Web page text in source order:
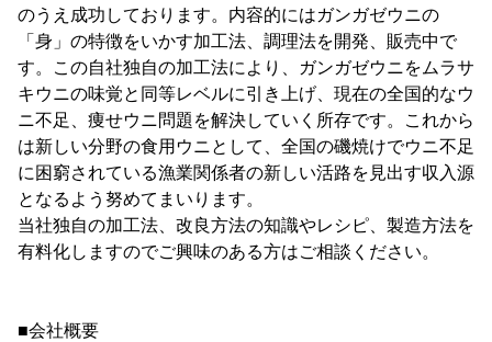
のうえ成功しております。内容的にはガンガゼウニの
「身」の特徴をいかす加工法、調理法を開発、販売中で
す。この自社独自の加工法により、ガンガゼウニをムラサ
キウニの味覚と同等レベルに引き上げ、現在の全国的なウ
ニ不足、痩せウニ問題を解決していく所存です。これから
は新しい分野の食用ウニとして、全国の磯焼けでウニ不足
に困窮されている漁業関係者の新しい活路を見出す収入源
となるよう努めてまいります。
当社独自の加工法、改良方法の知識やレシピ、製造方法を
有料化しますのでご興味のある方はご相談ください。
■会社概要